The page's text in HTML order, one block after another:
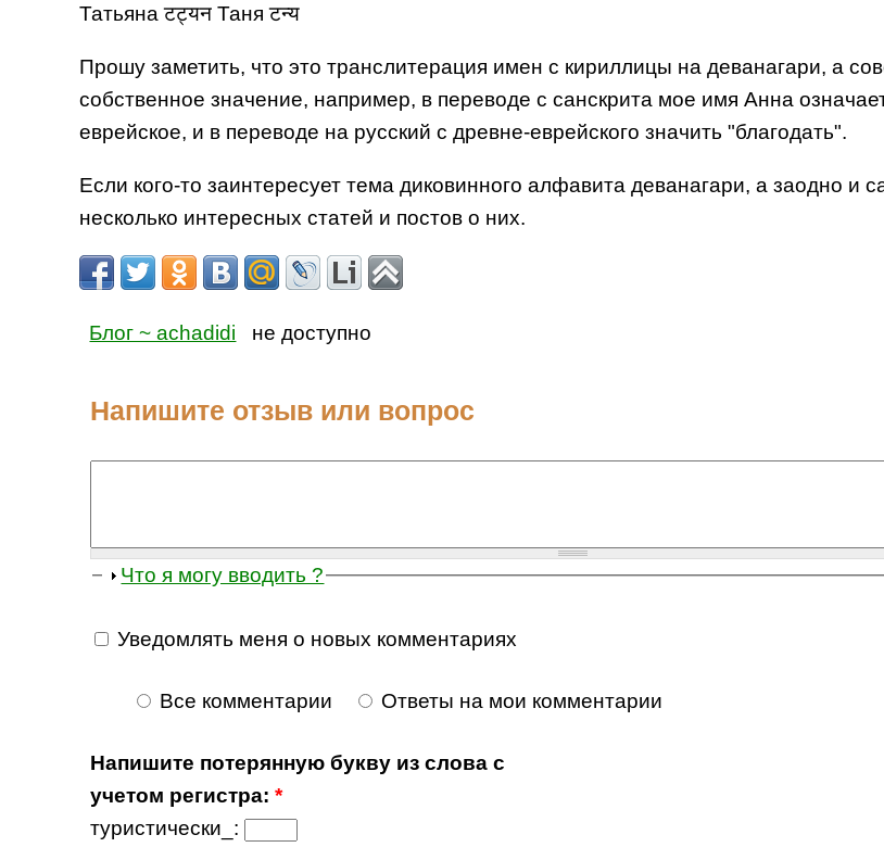
Татьяна टट्यन Таня टन्य
Прошу заметить, что это транслитерация имен с кириллицы на деванагари, а
собственное значение, например, в переводе с санскрита мое имя Анна
еврейское, и в переводе на русский с древне-еврейского значить "благодать".
Если кого-то заинтересует тема диковинного алфавита деванагари, а заодно и
несколько интересных статей и постов о них.
Блог ~ achadidi не доступно
Напишите отзыв или вопрос
Что я могу вводить ?
Уведомлять меня о новых комментариях
Все комментарии Ответы на мои комментарии
Напишите потерянную букву из слова с
учетом регистра: *
туристически_: